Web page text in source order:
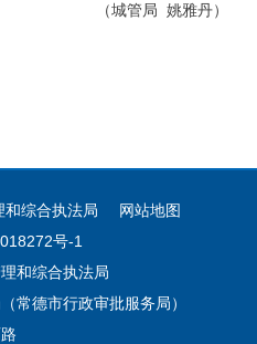
（城管局 姚雅丹）
和综合执法局
网站地图
号-1
和综合执法局
常德市行政审批服务局）